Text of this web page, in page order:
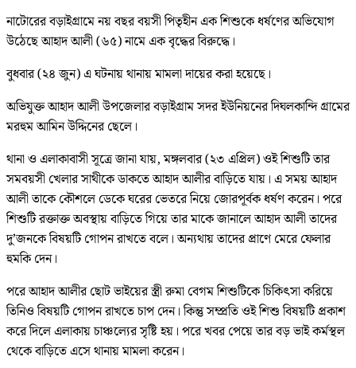
নাটোরের বড়াইগ্রামে নয় বছর বয়সী পিতৃহীন এক শিশুকে ধর্ষণের অভিযোগ
উঠেছে আহাদ আলী (৬৫) নামে এক বৃদ্ধের বিরুদ্ধে।
বুধবার (২৪ জুন) এ ঘটনায় থানায় মামলা দায়ের করা হয়েছে।
অভিযুক্ত আহাদ আলী উপজেলার বড়াইগ্রাম সদর ইউনিয়নের দিঘলকান্দি গ্রামের
মরহুম আমিন উদ্দিনের ছেলে।
থানা ও এলাকাবাসী সূত্রে জানা যায়, মঙ্গলবার (২৩ এপ্রিল) ওই শিশুটি তার
সমবয়সী খেলার সাথীকে ডাকতে আহাদ আলীর বাড়িতে যায়। এ সময় আহাদ
আলী তাকে কৌশলে ডেকে ঘরের ভেতরে নিয়ে জোরপূর্বক ধর্ষণ করেন। পরে
শিশুটি রক্তাক্ত অবস্থায় বাড়িতে গিয়ে তার মাকে জানালে আহাদ আলী তাদের
দু’জনকে বিষয়টি গোপন রাখতে বলে। অন্যথায় তাদের প্রাণে মেরে ফেলার
হুমকি দেন।
পরে আহাদ আলীর ছোট ভাইয়ের স্ত্রী রুমা বেগম শিশুটিকে চিকিৎসা করিয়ে
তিনিও বিষয়টি গোপন রাখতে চাপ দেন। কিন্তু সম্প্রতি ওই শিশু বিষয়টি প্রকাশ
করে দিলে এলাকায় চাঞ্চল্যের সৃষ্টি হয়। পরে খবর পেয়ে তার বড় ভাই কর্মস্থল
থেকে বাড়িতে এসে থানায় মামলা করেন।